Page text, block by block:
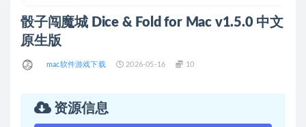
骰子闯魔城 Dice & Fold for Mac v1.5.0 中文
原生版
mac软件游戏下载 2026-05-16 10
资源信息